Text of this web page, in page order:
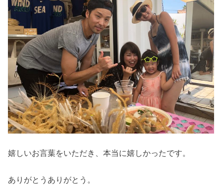
嬉しいお言葉をいただき、本当に嬉しかったです。
ありがとうありがとう。